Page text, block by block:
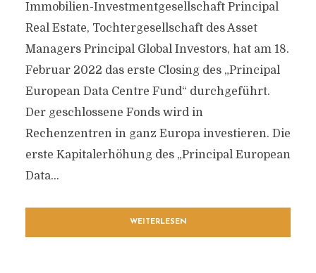
Immobilien-Investmentgesellschaft Principal
Real Estate, Tochtergesellschaft des Asset
Managers Principal Global Investors, hat am 18.
Februar 2022 das erste Closing des „Principal
European Data Centre Fund“ durchgeführt.
Der geschlossene Fonds wird in
Rechenzentren in ganz Europa investieren. Die
erste Kapitalerhöhung des „Principal European
Data...
WEITERLESEN